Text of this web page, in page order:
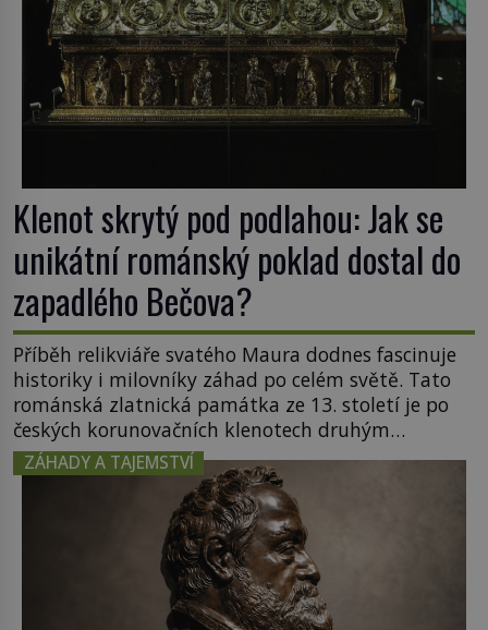
Klenot skrytý pod podlahou: Jak se
unikátní románský poklad dostal do
zapadlého Bečova?
Příběh relikviáře svatého Maura dodnes fascinuje
historiky i milovníky záhad po celém světě. Tato
románská zlatnická památka ze 13. století je po
českých korunovačních klenotech druhým
nejcennějším movitým majetkem v České
republice. Přestože byl klenot v roce 1985 po
dramatickém pátrání kriminalistů úspěšně
nalezen, jeho minulost stále obestírá hustá mlha.
Otázky, jak přesně se tato […]
ZÁHADY A TAJEMSTVÍ